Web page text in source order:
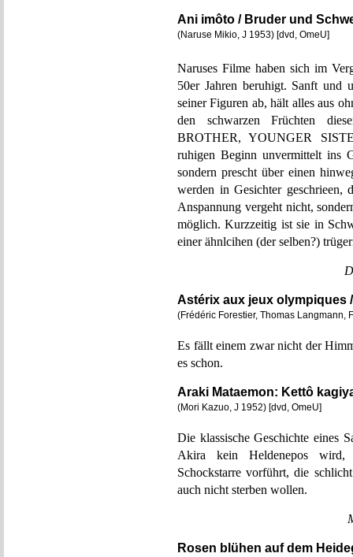
Ani imôto / Bruder und
(Naruse Mikio, J 1953) [dvd, OmeU]
Naruses Filme haben sich im
50er Jahren beruhigt. Sanft und
seiner Figuren ab, hält alles aus
den schwarzen Früchten
BROTHER, YOUNGER
ruhigen Beginn unvermittelt ins
sondern prescht über einen
werden in Gesichter geschrieen,
Anspannung vergeht nicht,
möglich. Kurzzeitig ist sie in
einer ähnlcihen (der selben?)
Astérix aux jeux olympiques
(Frédéric Forestier, Thomas Langmann,
Es fällt einem zwar nicht der
es schon.
Araki Mataemon: Kettô
(Mori Kazuo, J 1952) [dvd, OmeU]
Die klassische Geschichte eines
Akira kein Heldenepos wird,
Schockstarre vorführt, die
auch nicht sterben wollen.
Rosen blühen auf dem